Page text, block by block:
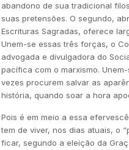
abandono de sua tradicional
suas pretensões. O segundo,
Escrituras Sagradas, oferece
Unem-se essas três forças, o
advogada e divulgadora do
pacífica com o marxismo.
vezes procurem salvar as
história, quando soar a hora
Pois é em meio a essa
tem de viver, nos dias atuais, o
ficar, segundo a eleição da